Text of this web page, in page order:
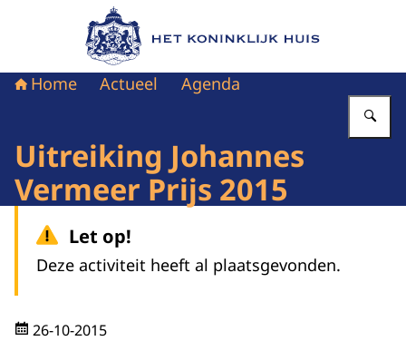
Naar de homepage van Het Koninklijk Huis
Home Actueel Agenda
Uitreiking Johannes
Vermeer Prijs 2015
Let op!
Deze activiteit heeft al plaatsgevonden.
26-10-2015